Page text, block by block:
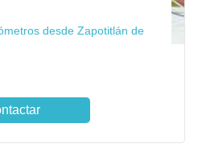
desde Zapotitlán de